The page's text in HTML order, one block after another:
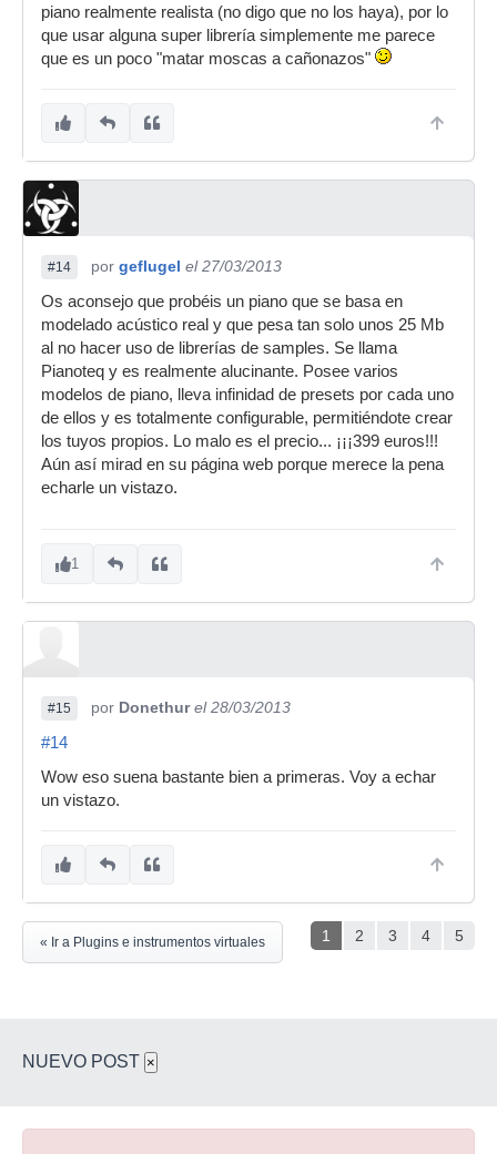
piano realmente realista (no digo que no los haya), por lo
que usar alguna super librería simplemente me parece
que es un poco "matar moscas a cañonazos"
#14 por geflugel el 27/03/2013
Os aconsejo que probéis un piano que se basa en
modelado acústico real y que pesa tan solo unos 25 Mb
al no hacer uso de librerías de samples. Se llama
Pianoteq y es realmente alucinante. Posee varios
modelos de piano, lleva infinidad de presets por cada uno
de ellos y es totalmente configurable, permitiéndote crear
los tuyos propios. Lo malo es el precio... ¡¡¡399 euros!!!
Aún así mirad en su página web porque merece la pena
echarle un vistazo.
1
#15 por Donethur el 28/03/2013
#14
Wow eso suena bastante bien a primeras. Voy a echar
un vistazo.
1 2 3 4 5
« Ir a Plugins e instrumentos virtuales
NUEVO POST ×